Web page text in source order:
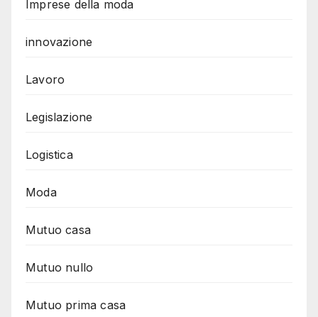
Imprese della moda
innovazione
Lavoro
Legislazione
Logistica
Moda
Mutuo casa
Mutuo nullo
Mutuo prima casa